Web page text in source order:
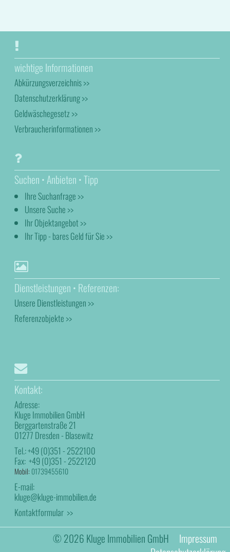
wichtige Informationen
Abkürzungsverzeichnis >>
Datenschutzerklärung >>
Geldwäschegesetz >>
Verbraucherinformationen >>
Suchen • Anbieten • Tipp
Ihre Suchanfrage >>
Unsere Suche >>
Ihr Objektangebot >>
Ihr Tipp - bares Geld für Sie >>
Dienstleistungen • Referenzen:
Unsere Dienstleistungen >>
Referenzobjekte >>
Kontakt:
Adresse:
Kluge Immobilien GmbH
Berggartenstraße 21
01277 Dresden - Blasewitz
Tel.:+49 (0)351 - 2522100
Fax:+49 (0)351 - 2522120
Mobil: 01739455610
E-mail:
kluge@kluge-immobilien.de
Kontaktformular >>
© 2026 Kluge Immobilien GmbH Impressum